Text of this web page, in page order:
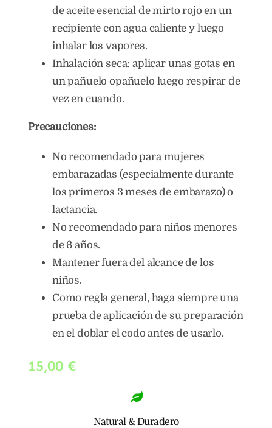
de aceite esencial de mirto rojo en un
recipiente con agua caliente y luego
inhalar los vapores.
Inhalación seca: aplicar unas gotas en
un pañuelo opañuelo luego respirar de
vez en cuando.
Precauciones:
No recomendado para mujeres
embarazadas (especialmente durante
los primeros 3 meses de embarazo) o
lactancia.
No recomendado para niños menores
de 6 años.
Mantener fuera del alcance de los
niños.
Como regla general, haga siempre una
prueba de aplicación de su preparación
en el doblar el codo antes de usarlo.
15,00 €
Natural & Duradero